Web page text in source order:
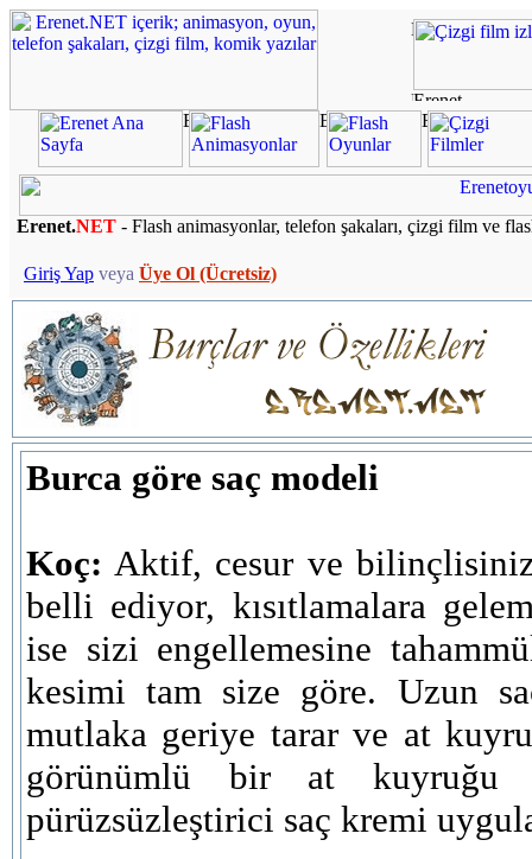
Erenet.NET - Flash animasyonlar, telefon şakaları, çizgi film ve
Giriş Yap veya Üye Ol (Ücretsiz)
Burca göre saç modeli
Koç: Aktif, cesur ve
belli ediyor, kısıtlamalara
ise sizi engellemesine
kesimi tam size göre. Uzun
mutlaka geriye tarar ve at
görünümlü bir at kuyruğu
pürüzsüzleştirici saç kremi